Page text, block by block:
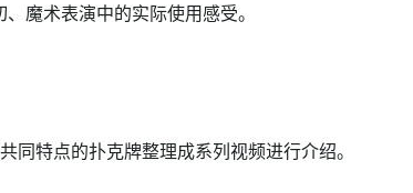
魔术表演中的实际使用感受。
同特点的扑克牌整理成系列视频进行介绍。